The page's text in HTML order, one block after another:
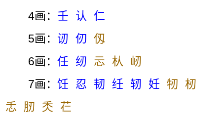
4画： 壬 认
仁
5画： 讱 仞 仭
6画：任 纫 忈 朲
屻
7画：饪 忍 韧 纴 轫 妊 牣 杒
忎
肕 秂
芢